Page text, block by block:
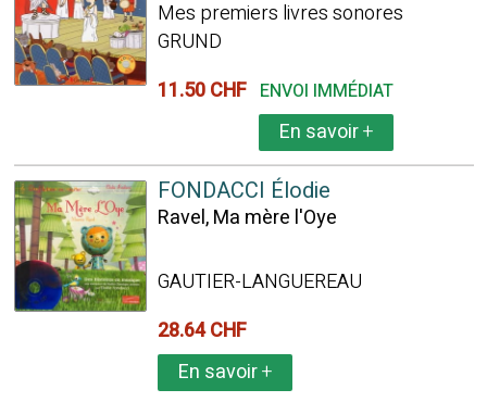
Mes premiers livres sonores
GRUND
11.50 CHF ENVOI IMMÉDIAT
En savoir+
FONDACCI Élodie
Ravel, Ma mère l'Oye
GAUTIER-LANGUEREAU
28.64 CHF
En savoir+